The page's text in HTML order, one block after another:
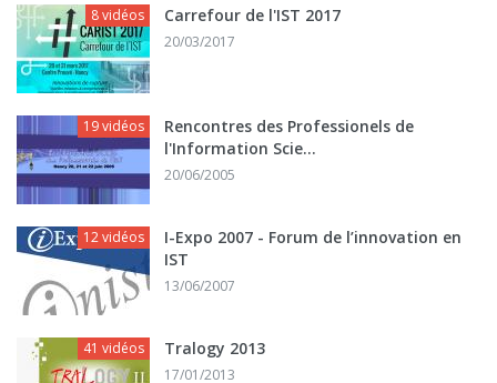
8 vidéos Carrefour de l'IST 2017
20/03/2017
19 vidéos
Rencontres des Professionels de
l'Information Scie...
20/06/2005
12 vidéos
I-Expo 2007 - Forum de l’innovation en
IST
13/06/2007
41 vidéos Tralogy 2013
17/01/2013